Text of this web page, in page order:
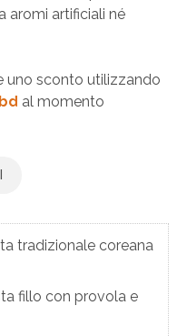
aromi artificiali né
uno sconto utilizzando
al momento
tradizionale coreana
fillo con provola e